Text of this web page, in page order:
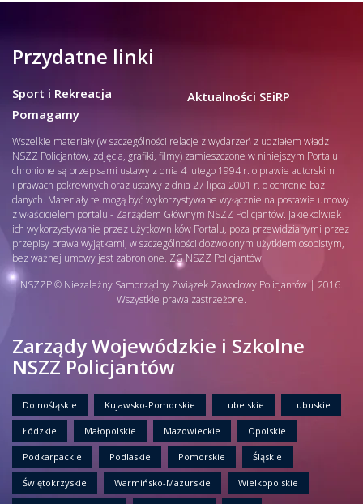
Przydatne linki
Sport i Rekreacja
Pomagamy
Aktualności SEiRP
Wszelkie materiały (w szczególności relacje z wydarzeń z udziałem władz
NSZZ Policjantów, zdjęcia, grafiki, filmy) zamieszczone w niniejszym Portalu
chronione są przepisami ustawy z dnia 4 lutego 1994 r. o prawie autorskim
i prawach pokrewnych oraz ustawy z dnia 27 lipca 2001 r. o ochronie baz
danych. Materiały te mogą być wykorzystywane wyłącznie na postawie umowy
z właścicielem portalu - Zarządem Głównym NSZZ Policjantów. Jakiekolwiek
ich wykorzystywanie przez użytkowników Portalu, poza przewidzianymi przez
przepisy prawa wyjątkami, w szczególności dozwolonym użytkiem osobistym,
bez ważnej umowy jest zabronione. ZG NSZZ Policjantów
NSZZP © Niezależny Samorządny Związek Zawodowy Policjantów | 2016.
Wszystkie prawa zastrzeżone.
Zarządy Wojewódzkie i Szkolne
NSZZ Policjantów
Dolnośląskie Kujawsko-Pomorskie Lubelskie Lubuskie
Łódzkie Małopolskie Mazowieckie Opolskie
Podkarpackie Podlaskie Pomorskie Śląskie
Świętokrzyskie Warmińsko-Mazurskie Wielkopolskie